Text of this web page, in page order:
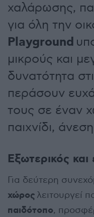
χαλάρωσης,
για όλη την
Playground
μικρούς και
δυνατότητα
περάσουν
τους σε έναν
παιχνίδι,
Εξωτερικός
Για δεύτερη
χώρος λειτουργεί
παιδότοπο,